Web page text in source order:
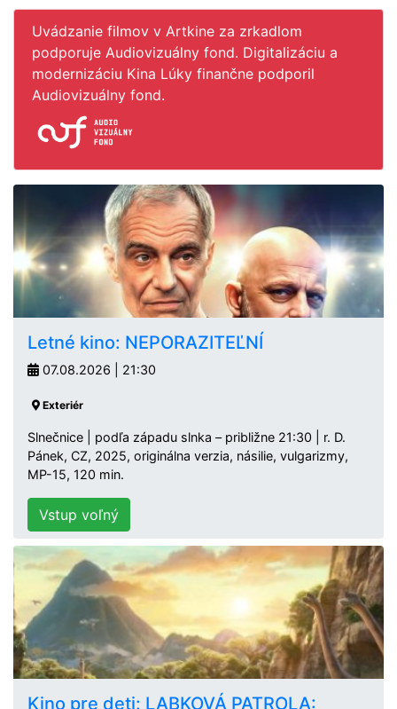
Uvádzanie filmov v Artkine za zrkadlom
podporuje Audiovizuálny fond. Digitalizáciu a
modernizáciu Kina Lúky finančne podporil
Audiovizuálny fond.
Letné kino: NEPORAZITEĽNÍ
07.08.2026 | 21:30
Exteriér
Slnečnice | podľa západu slnka – približne 21:30 | r. D.
Pánek, CZ, 2025, originálna verzia, násilie, vulgarizmy,
MP-15, 120 min.
Vstup voľný
Kino pre deti: LABKOVÁ PATROLA: